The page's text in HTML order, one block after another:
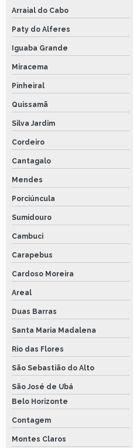
Arraial do Cabo
Paty do Alferes
Iguaba Grande
Miracema
Pinheiral
Quissamã
Silva Jardim
Cordeiro
Cantagalo
Mendes
Porciúncula
Sumidouro
Cambuci
Carapebus
Cardoso Moreira
Areal
Duas Barras
Santa Maria Madalena
Rio das Flores
São Sebastião do Alto
São José de Ubá
Belo Horizonte
Contagem
Montes Claros